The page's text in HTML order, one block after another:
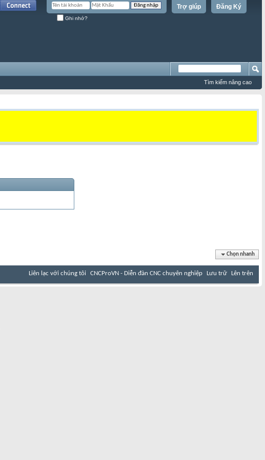
Đăng Ký
Trợ giúp
Ghi nhớ?
Tìm kiếm nâng cao
Chọn nhanh
Liên lạc với chúng tôi CNCProVN - Diễn đàn CNC chuyên nghiệp Lưu trữ Lên trên